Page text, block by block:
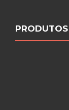
PRODUTOS